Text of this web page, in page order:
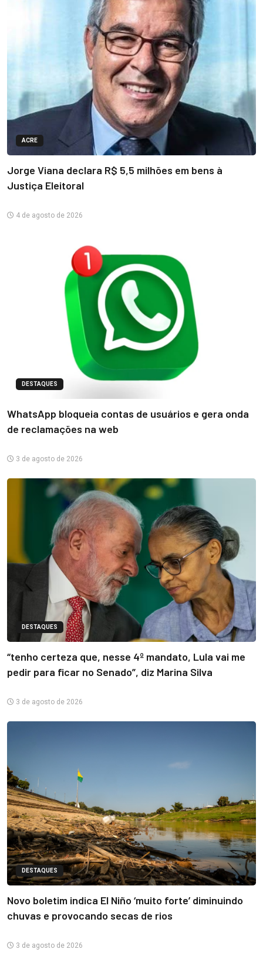
ACRE
Jorge Viana declara R$ 5,5 milhões em bens à
Justiça Eleitoral
4 de agosto de 2026
DESTAQUES
WhatsApp bloqueia contas de usuários e gera onda
de reclamações na web
3 de agosto de 2026
DESTAQUES
“tenho certeza que, nesse 4º mandato, Lula vai me
pedir para ficar no Senado”, diz Marina Silva
3 de agosto de 2026
DESTAQUES
Novo boletim indica El Niño ‘muito forte’ diminuindo
chuvas e provocando secas de rios
3 de agosto de 2026